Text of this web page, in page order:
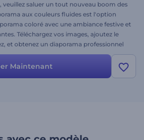
veuillez saluer un tout nouveau boom des
aux couleurs fluides est l'option
coloré avec une ambiance festive et
Téléchargez vos images, ajoutez le
et obtenez un diaporama professionnel
pas d'ajouter un titre accrocheur et
projet. Convient parfaitement pour les
télévisées, les diaporamas de
Maintenant